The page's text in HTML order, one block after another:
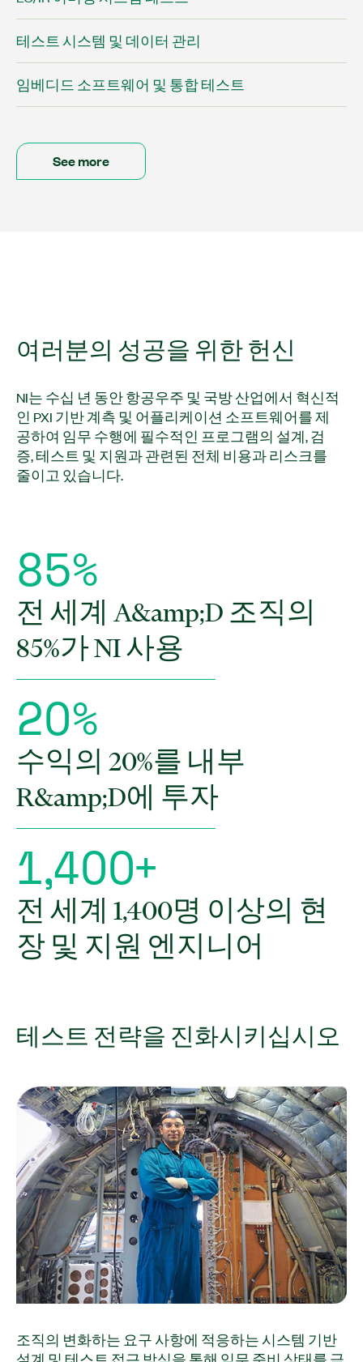
테스트 시스템 및 데이터 관리
임베디드 소프트웨어 및 통합 테스트
See more
여러분의 성공을 위한 헌신
NI는 수십 년 동안 항공우주 및 국방 산업에서 혁신적
인 PXI 기반 계측 및 어플리케이션 소프트웨어를 제
공하여 임무 수행에 필수적인 프로그램의 설계, 검
증, 테스트 및 지원과 관련된 전체 비용과 리스크를
줄이고 있습니다.
85%
전 세계 A&amp;D 조직의
85%가 NI 사용
2O%
수익의 20%를 내부
R&amp;D에 투자
1,4OO+
전 세계 1,400명 이상의 현
장 및 지원 엔지니어
테스트 전략을 진화시키십시오
조직의 변화하는 요구 사항에 적응하는 시스템 기반